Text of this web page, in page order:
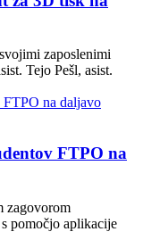
zaposlenimi
Tejo Pešl, asist.
FTPO na
zagovorom
pomočjo aplikacije